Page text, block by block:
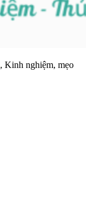
, Kinh nghiệm, mẹo